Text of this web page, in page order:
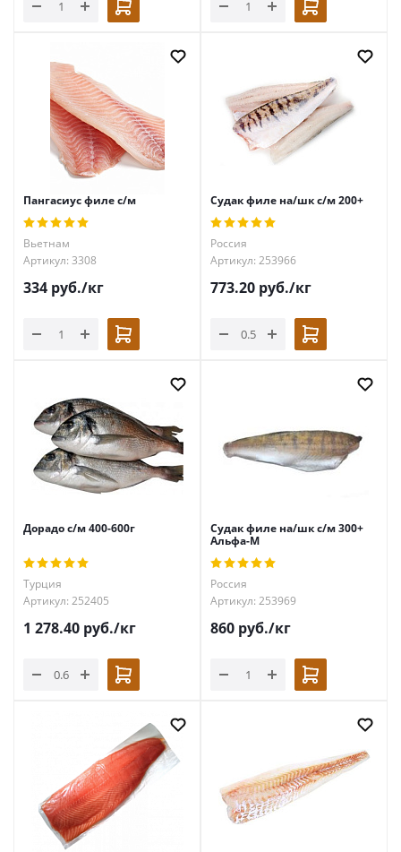
Пангасиус филе с/м
Вьетнам
Артикул: 3308
334 руб./кг
Судак филе на/шк с/м 200+
Россия
Артикул: 253966
773.20 руб./кг
Дорадо с/м 400-600г
Турция
Артикул: 252405
1 278.40 руб./кг
Судак филе на/шк с/м 300+
Альфа-М
Россия
Артикул: 253969
860 руб./кг